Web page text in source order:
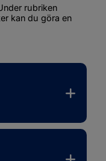
kan du göra en